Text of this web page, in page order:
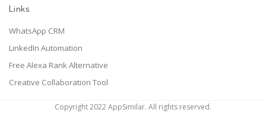
Links
WhatsApp CRM
LinkedIn Automation
Free Alexa Rank Alternative
Creative Collaboration Tool
Copyright 2022 AppSimilar. All rights reserved.